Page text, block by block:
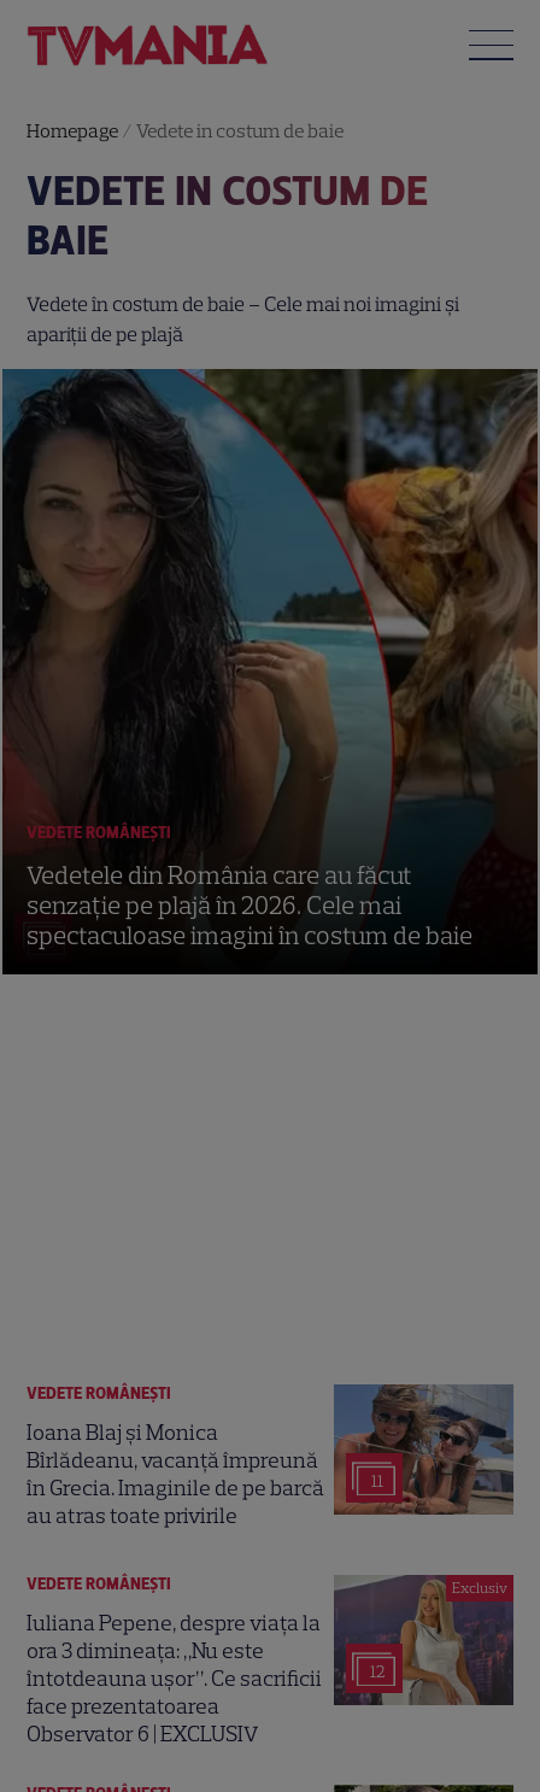
Homepage /Vedete in costum de baie
VEDETE IN COSTUM DE
BAIE
Vedete în costum de baie – Cele mai noi imagini și
apariții de pe plajă
11
VEDETE ROMÂNEŞTI
Ioana Blaj și Monica
Bîrlădeanu, vacanță împreună
în Grecia. Imaginile de pe barcă
au atras toate privirile
Exclusiv
12
VEDETE ROMÂNEŞTI
Iuliana Pepene, despre viața la
ora 3 dimineața: „Nu este
întotdeauna ușor”. Ce sacrificii
face prezentatoarea
Observator 6 | EXCLUSIV
73
VEDETE ROMÂNEŞTI
Vedetele din România care au făcut
senzație pe plajă în 2026. Cele mai
spectaculoase imagini în costum de baie